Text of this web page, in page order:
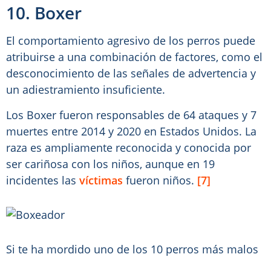
10. Boxer
El comportamiento agresivo de los perros puede
atribuirse a una combinación de factores, como el
desconocimiento de las señales de advertencia y
un adiestramiento insuficiente.
Los Boxer fueron responsables de 64 ataques y 7
muertes entre 2014 y 2020 en Estados Unidos. La
raza es ampliamente reconocida y conocida por
ser cariñosa con los niños, aunque en 19
incidentes las víctimas fueron niños. [7]
Si te ha mordido uno de los 10 perros más malos